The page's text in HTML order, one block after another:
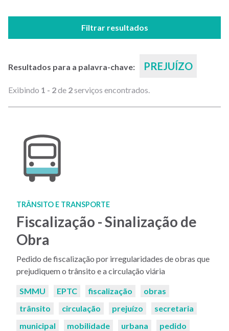
Filtrar resultados
Resultados para a palavra-chave: PREJUÍZO
Exibindo 1 - 2de 2serviços encontrados.
TRÂNSITO E TRANSPORTE
Fiscalização - Sinalização de
Obra
Pedido de fiscalização por irregularidades de obras que
prejudiquem o trânsito e a circulação viária
Palavras-
SMMU EPTC fiscalização
obras
trânsito
circulação prejuízo
secretaria
municipal
mobilidade urbana
pedido